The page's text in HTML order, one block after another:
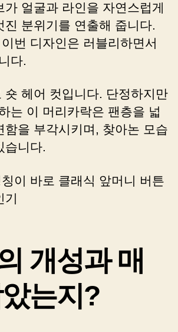
얼굴과 라인을 자연스럽게
분위기를 연출해 줍니다.
번 디자인은 러블리하면서
다.
헤어 컷입니다. 단정하지만
는 이 머리카락은 팬층을 넓
을 부각시키며, 찾아논 모습
습니다.
이 바로 클래식 앞머니 버튼
기
개성과 매
는지?